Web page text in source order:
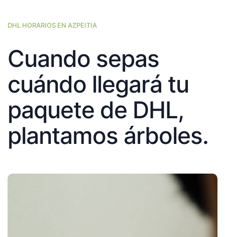
DHL HORARIOS EN AZPEITIA
Cuando sepas
cuándo llegará tu
paquete de DHL,
plantamos árboles.